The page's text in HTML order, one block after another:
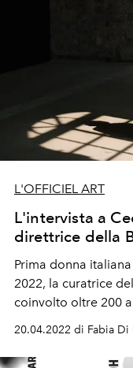
L'OFFICIEL ART
L'intervista a
direttrice della
Prima donna
2022, la curatrice
coinvolto oltre 200
soggetti non binari.
ritorno a celebrare
20.04.2022 di Fabia Di